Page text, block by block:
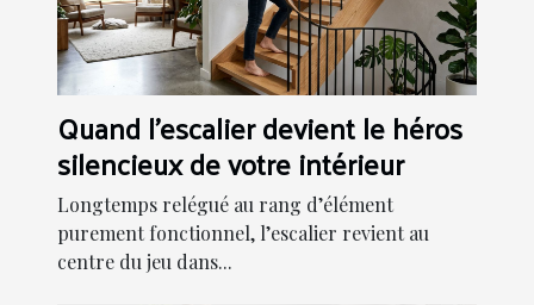
Quand l'escalier devient le héros
silencieux de votre intérieur
Longtemps relégué au rang d’élément
purement fonctionnel, l’escalier revient au
centre du jeu dans...